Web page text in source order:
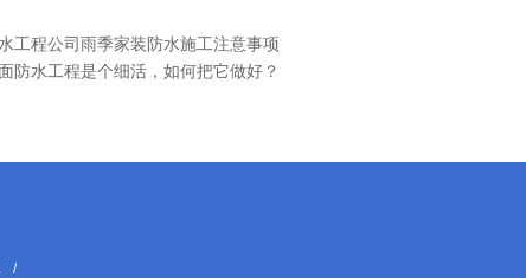
工程公司雨季家装防水施工注意事项
防水工程是个细活，如何把它做好？
/